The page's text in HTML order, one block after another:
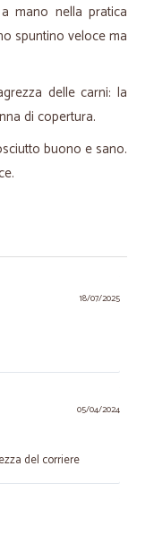
mano nella pratica
spuntino veloce ma
delle carni: la
di copertura.
buono e sano.
18/07/2025
05/04/2024
del corriere